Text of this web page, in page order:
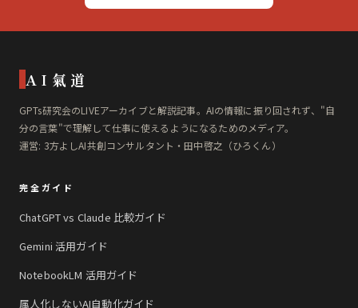
AI氣道
GPTs研究会のLIVEアーカイブと解説記事。AIの情報に振り回されず、"自
分の言葉"で理解して仕事に使えるようになるためのメディア。
運営: 3方よしAI共創コンサルタント・田中啓之（ひろくん）
完全ガイド
ChatGPT vs Claude 比較ガイド
Gemini 活用ガイド
NotebookLM 活用ガイド
属人化しないAI自動化ガイド